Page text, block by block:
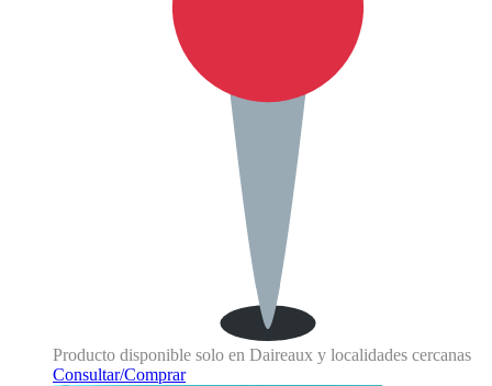
Producto disponible solo en Daireaux y localidades cercanas
Consultar/Comprar